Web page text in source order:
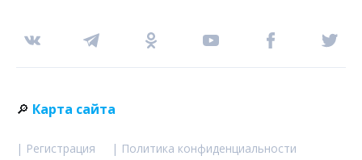
🔎 Карта сайта
| Регистрация
| Политика конфиденциальности